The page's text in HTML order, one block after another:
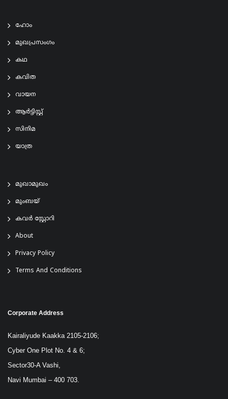
ഹോം
മുഖപ്രസംഗം
കഥ
കവിത
വായന
ആര്‍ട്ടിസ്റ്റ്
സിനിമ
യാത്ര
മുഖാമുഖം
മുംബയ്
കവർ സ്റ്റോറി
About
Privacy Policy
Terms And Conditions
Corporate Address
Kairaliyude Kaakka 2105-2106;
Cyber One Plot No. 4 & 6;
Sector30-A Vashi,
Navi Mumbai – 400 703.